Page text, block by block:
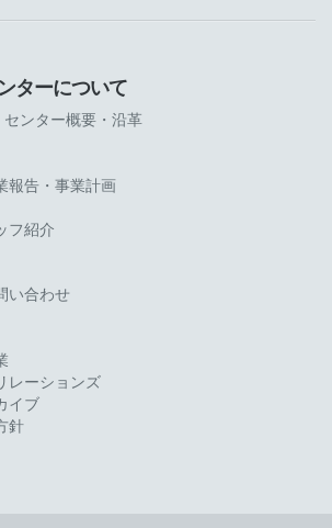
ターについて
センター概要・沿革
報告・事業計画
フ紹介
い合わせ
レーションズ
イブ
針